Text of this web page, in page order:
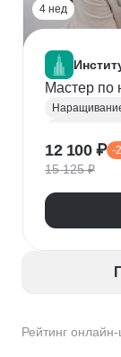
Рейтинг
4 нед
Мастер по
Дезинфекция
Коррекция
12 100 ₽ -
15 125 ₽